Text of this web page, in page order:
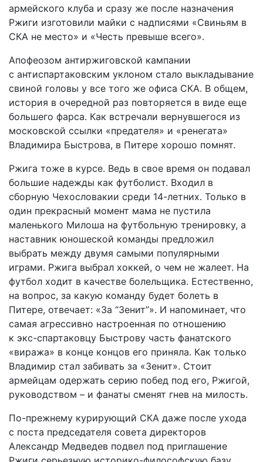
армейского клуба и сразу же после назначения
Ржиги изготовили майки с надписями «Свиньям в
СКА не место» и «Честь превыше всего».
Апофеозом антиржиговской кампании
с антиспартаковским уклоном стало выкладывание
свиной головы у все того же офиса СКА. В общем,
история в очередной раз повторяется в виде еще
большего фарса. Как встречали вернувшегося из
московской ссылки «предателя» и «ренегата»
Владимира Быстрова, в Питере хорошо помнят.
Ржига тоже в курсе. Ведь в свое время он подавал
большие надежды как футболист. Входил в
сборную Чехословакии среди 14-лет­них. Только в
один прекрасный момент мама не пустила
маленького Милоша на футбольную тренировку, а
наставник юношеской команды предложил
выбрать между двумя самыми популярными
играми. Ржига выбрал хоккей, о чем не жалеет. На
футбол ходит в качестве болельщика. Естественно,
на вопрос, за какую команду будет болеть в
Питере, отвечает: «За “Зенит”». И напоминает, что
самая агрессивно настроенная по отношению
к экс-спартаковцу Быстрову часть фанатского
«виража» в конце концов его приняла. Как только
Владимир стал забивать за «Зенит». Стоит
армейцам одержать серию побед под его, Ржигой,
руководством – и фанаты сменят гнев на милость.
По-прежнему курирующий СКА даже после ухода
с поста председателя совета директоров
Александр Медведев подвел под приглашение